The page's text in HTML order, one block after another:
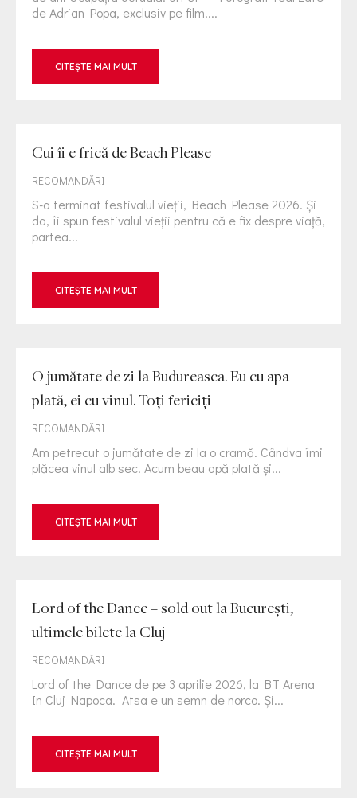
de Adrian Popa, exclusiv pe film....
CITEȘTE MAI MULT
Cui îi e frică de Beach Please
RECOMANDĂRI
S-a terminat festivalul vieții, Beach Please 2026. Și
da, îi spun festivalul vieții pentru că e fix despre viață,
partea...
CITEȘTE MAI MULT
O jumătate de zi la Budureasca. Eu cu apa
plată, ei cu vinul. Toți fericiți
RECOMANDĂRI
Am petrecut o jumătate de zi la o cramă. Cândva îmi
plăcea vinul alb sec. Acum beau apă plată și...
CITEȘTE MAI MULT
Lord of the Dance – sold out la București,
ultimele bilete la Cluj
RECOMANDĂRI
Lord of the Dance de pe 3 aprilie 2026, la BT Arena
In Cluj Napoca. Atsa e un semn de norco. Și...
CITEȘTE MAI MULT